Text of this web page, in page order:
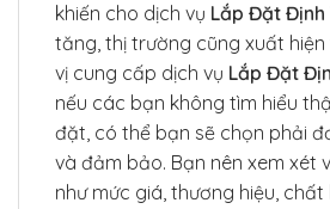
khiến cho dịch vụ Lắp Đặt Định
tăng, thị trường cũng xuất hiện
vị cung cấp dịch vụ Lắp Đặt
nếu các bạn không tìm hiểu
đặt, có thể bạn sẽ chọn phải
và đảm bảo. Bạn nên xem xét
như mức giá, thương hiệu,